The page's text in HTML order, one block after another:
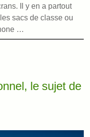
Il y en a partout
sacs de classe ou
…
le sujet de